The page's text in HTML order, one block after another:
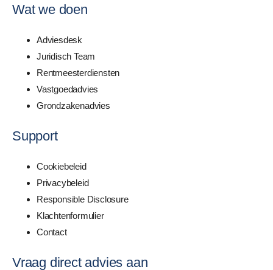
Wat we doen
Adviesdesk
Juridisch Team
Rentmeesterdiensten
Vastgoedadvies
Grondzakenadvies
Support
Cookiebeleid
Privacybeleid
Responsible Disclosure
Klachtenformulier
Contact
Vraag direct advies aan